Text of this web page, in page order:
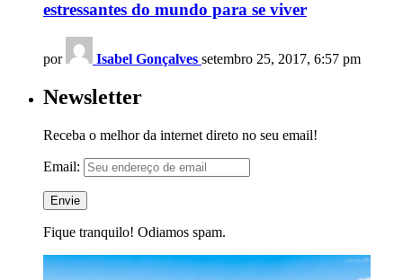
estressantes do mundo para se viver
por Isabel Gonçalves setembro 25, 2017, 6:57 pm
Newsletter
Receba o melhor da internet direto no seu email!
Email:
Fique tranquilo! Odiamos spam.